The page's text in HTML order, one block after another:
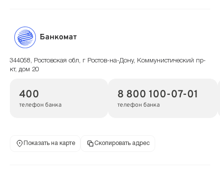
Банкомат
344058, Ростовская обл, г Ростов-на-Дону, Коммунистический пр-
кт, дом 20
400
телефон банка
8 800 100-07-01
телефон банка
Показать на карте Скопировать адрес